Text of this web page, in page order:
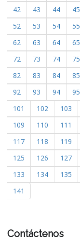
42
43 44 45
52
53 54 55
62
63 64 65
72
73 74 75
82
83 84 85
92
93 94 95
101
102 103
109
110 111
117
118 119
125
126 127
133
134 135
141
Contáctenos